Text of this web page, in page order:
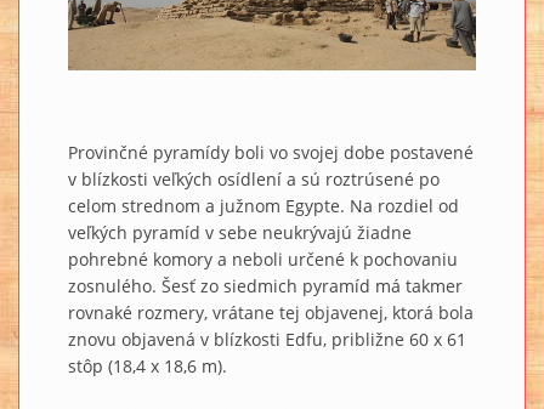
Provinčné pyramídy boli vo svojej dobe postavené
v blízkosti veľkých osídlení a sú roztrúsené po
celom strednom a južnom Egypte. Na rozdiel od
veľkých pyramíd v sebe neukrývajú žiadne
pohrebné komory a neboli určené k pochovaniu
zosnulého. Šesť zo siedmich pyramíd má takmer
rovnaké rozmery, vrátane tej objavenej, ktorá bola
znovu objavená v blízkosti Edfu, približne 60 x 61
stôp (18,4 x 18,6 m).